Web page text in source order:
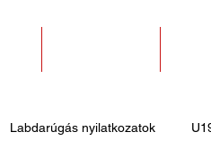
Labdarúgás nyilatkozatok